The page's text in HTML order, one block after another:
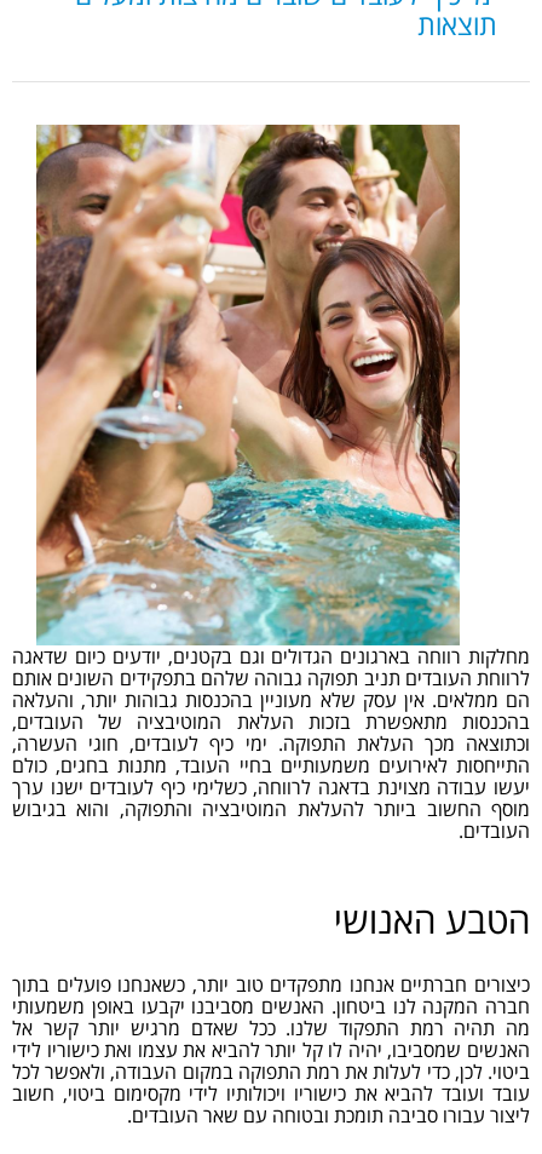
תוצאות
מחלקות רווחה בארגונים הגדולים וגם בקטנים, יודעים כיום שדאגה
לרווחת העובדים תניב תפוקה גבוהה שלהם בתפקידים השונים אותם
הם ממלאים. אין עסק שלא מעוניין בהכנסות גבוהות יותר, והעלאה
בהכנסות מתאפשרת בזכות העלאת המוטיבציה של העובדים,
וכתוצאה מכך העלאת התפוקה. ימי כיף לעובדים, חוגי העשרה,
התייחסות לאירועים משמעותיים בחיי העובד, מתנות בחגים, כולם
יעשו עבודה מצוינת בדאגה לרווחה, כשלימי כיף לעובדים ישנו ערך
מוסף החשוב ביותר להעלאת המוטיבציה והתפוקה, והוא בגיבוש
העובדים.
הטבע האנושי
כיצורים חברתיים אנחנו מתפקדים טוב יותר, כשאנחנו פועלים בתוך
חברה המקנה לנו ביטחון. האנשים מסביבנו יקבעו באופן משמעותי
מה תהיה רמת התפקוד שלנו. ככל שאדם מרגיש יותר קשר אל
האנשים שמסביבו, יהיה לו קל יותר להביא את עצמו ואת כישוריו לידי
ביטוי. לכן, כדי לעלות את רמת התפוקה במקום העבודה, ולאפשר לכל
עובד ועובד להביא את כישוריו ויכולותיו לידי מקסימום ביטוי, חשוב
ליצור עבורו סביבה תומכת ובטוחה עם שאר העובדים.